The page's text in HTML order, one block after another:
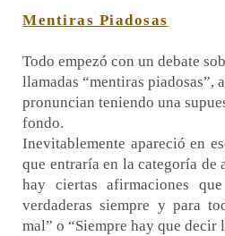
Mentiras Piadosas
Todo empezó con un debate
llamadas “mentiras piadosas”,
pronuncian teniendo una
fondo.
Inevitablemente apareció en
que entraría en la categoría de
hay ciertas afirmaciones
verdaderas siempre y para
mal” o “Siempre hay que decir